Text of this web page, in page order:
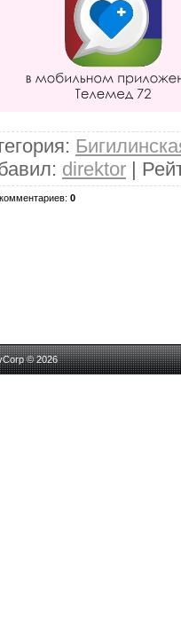
:
: direktor |
: 0
© 2026